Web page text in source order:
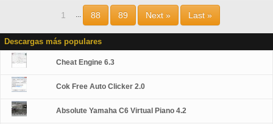
1 ... 88 89 Next » Last »
Descargas más populares
Cheat Engine 6.3
Cok Free Auto Clicker 2.0
Absolute Yamaha C6 Virtual Piano 4.2